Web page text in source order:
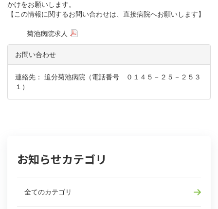
かけをお願いします。
【この情報に関するお問い合わせは、直接病院へお願いします】
菊池病院求人
お問い合わせ
連絡先： 追分菊池病院（電話番号 ０１４５－２５－２５３
１）
お知らせカテゴリ
全てのカテゴリ